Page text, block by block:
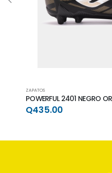
ZAPATOS
POWERFUL 2401 NEGRO
Q435.00